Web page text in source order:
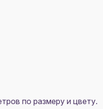
по размеру и цвету.